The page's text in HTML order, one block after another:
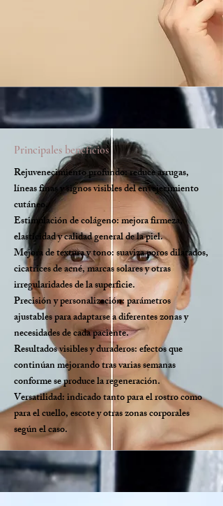
Principales beneficios
Rejuvenecimiento profundo: reduce arrugas,
líneas finas y signos visibles del envejecimiento
cutáneo.
Estimulación de colágeno: mejora firmeza,
elasticidad y calidad general de la piel.
Mejora de textura y tono: suaviza poros dilatados,
cicatrices de acné, marcas solares y otras
irregularidades de la superficie.
Precisión y personalización: parámetros
ajustables para adaptarse a diferentes zonas y
necesidades de cada paciente.
Resultados visibles y duraderos: efectos que
continúan mejorando tras varias semanas
conforme se produce la regeneración.
Versatilidad: indicado tanto para el rostro como
para el cuello, escote y otras zonas corporales
según el caso.